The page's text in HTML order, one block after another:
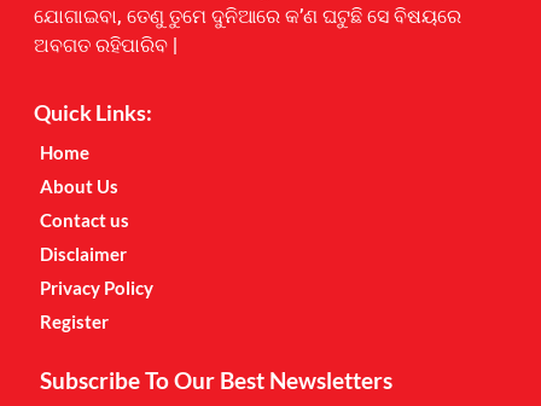
ଯୋଗାଇବା, ତେଣୁ ତୁମେ ଦୁନିଆରେ କ’ଣ ଘଟୁଛି ସେ ବିଷୟରେ
ଅବଗତ ରହିପାରିବ |
Quick Links:
Home
About Us
Contact us
Disclaimer
Privacy Policy
Register
Subscribe To Our Best Newsletters